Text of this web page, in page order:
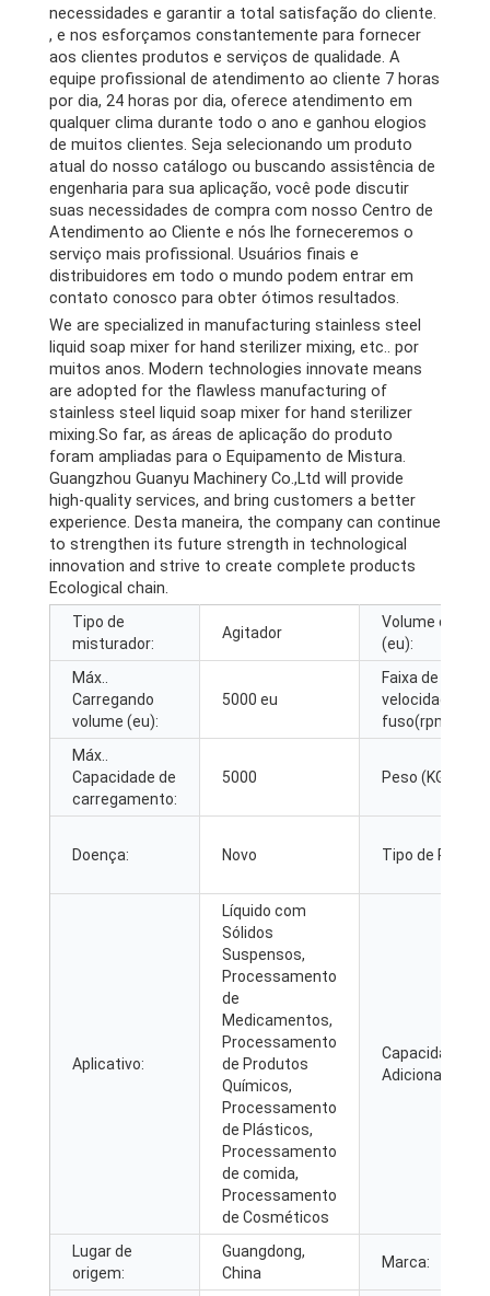
necessidades e garantir a total satisfação do cliente.
, e nos esforçamos constantemente para fornecer
aos clientes produtos e serviços de qualidade. A
equipe profissional de atendimento ao cliente 7 horas
por dia, 24 horas por dia, oferece atendimento em
qualquer clima durante todo o ano e ganhou elogios
de muitos clientes. Seja selecionando um produto
atual do nosso catálogo ou buscando assistência de
engenharia para sua aplicação, você pode discutir
suas necessidades de compra com nosso Centro de
Atendimento ao Cliente e nós lhe forneceremos o
serviço mais profissional. Usuários finais e
distribuidores em todo o mundo podem entrar em
contato conosco para obter ótimos resultados.
We are specialized in manufacturing stainless steel
liquid soap mixer for hand sterilizer mixing, etc.. por
muitos anos. Modern technologies innovate means
are adopted for the flawless manufacturing of
stainless steel liquid soap mixer for hand sterilizer
mixing.So far, as áreas de aplicação do produto
foram ampliadas para o Equipamento de Mistura.
Guangzhou Guanyu Machinery Co.,Ltd will provide
high-quality services, and bring customers a better
experience. Desta maneira, the company can continue
to strengthen its future strength in technological
innovation and strive to create complete products
Ecological chain.
Tipo de
misturador:
Agitador
Volume do
(eu):
Máx..
Carregando
volume (eu):
5000 eu
Faixa de
velocidade do
fuso(rpm):
Máx..
Capacidade de
carregamento:
5000 Peso (KG):
Doença: Novo Tipo de
Aplicativo:
Líquido com
Sólidos
Suspensos,
Processamento
de
Medicamentos,
Processamento
de Produtos
Químicos,
Processamento
de Plásticos,
Processamento
de comida,
Processamento
de Cosméticos
Capacidades
Adicionais:
Lugar de
origem:
Guangdong,
China
Marca: